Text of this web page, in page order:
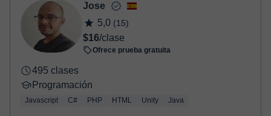
Jose
5,0 (15)
$16/clase
Ofrece prueba gratuita
495 clases
Programación
Javascript C# PHP HTML Unity Java